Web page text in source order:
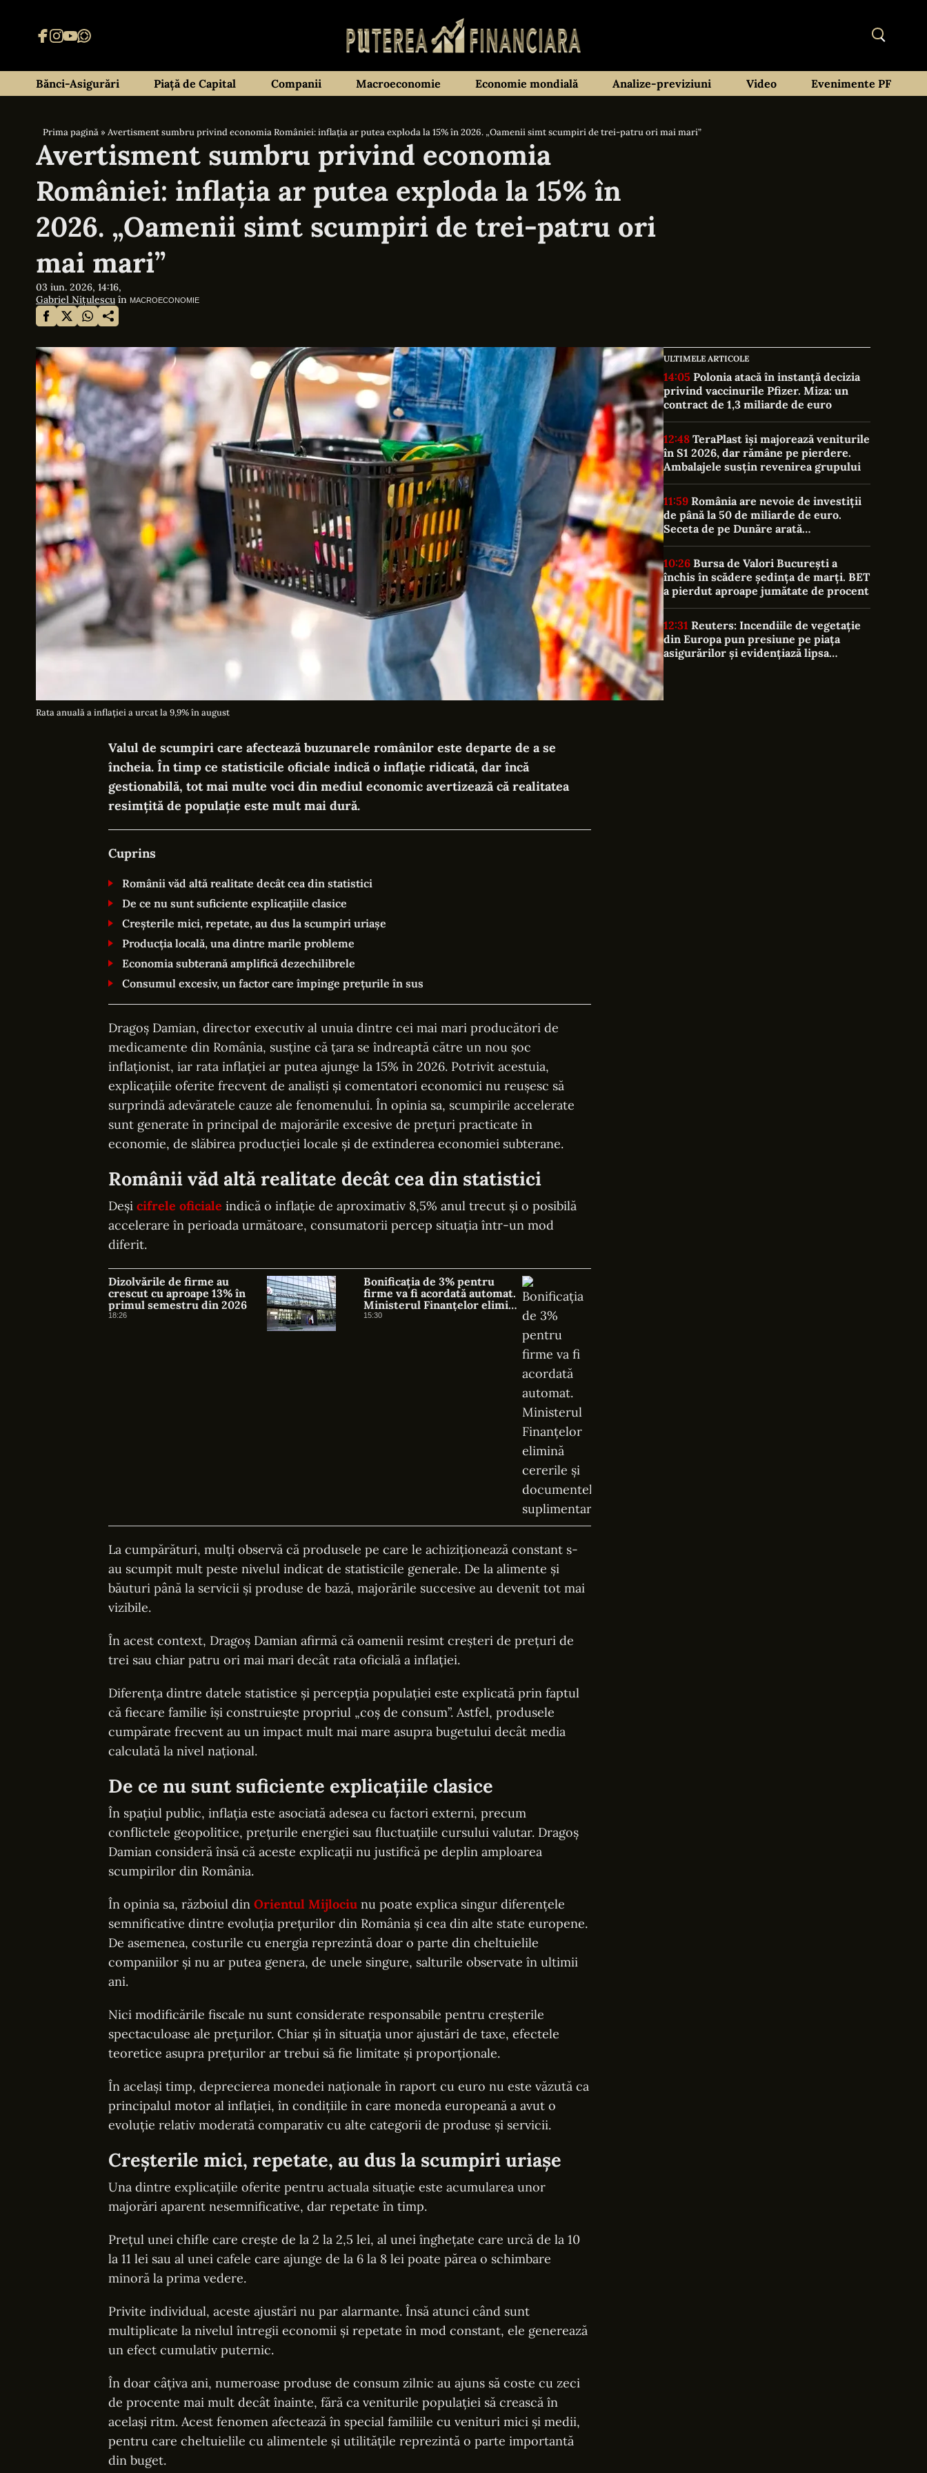
Bănci-Asigurări Piață de Capital Companii Macroeconomie Economie mondială Analize-previziuni Video Evenimente PF
Prima pagină»Avertisment sumbru privind economia României: inflația ar putea exploda la 15% în 2026. „Oamenii simt scumpiri de trei-patru ori mai mari”
Avertisment sumbru privind economia
României: inflația ar putea exploda la 15% în
2026. „Oamenii simt scumpiri de trei-patru ori
mai mari”
03 iun. 2026, 14:16,
Gabriel Nițulescu în MACROECONOMIE
Rata anuală a inflației a urcat la 9,9% în august
Valul de scumpiri care afectează buzunarele românilor este departe de a se
încheia. În timp ce statisticile oficiale indică o inflație ridicată, dar încă
gestionabilă, tot mai multe voci din mediul economic avertizează că realitatea
resimțită de populație este mult mai dură.
Cuprins
Românii văd altă realitate decât cea din statistici
De ce nu sunt suficiente explicațiile clasice
Creșterile mici, repetate, au dus la scumpiri uriașe
Producția locală, una dintre marile probleme
Economia subterană amplifică dezechilibrele
Consumul excesiv, un factor care împinge prețurile în sus
Dragoș Damian, director executiv al unuia dintre cei mai mari producători de
medicamente din România, susține că țara se îndreaptă către un nou șoc
inflaționist, iar rata inflației ar putea ajunge la 15% în 2026. Potrivit acestuia,
explicațiile oferite frecvent de analiști și comentatori economici nu reușesc să
surprindă adevăratele cauze ale fenomenului. În opinia sa, scumpirile accelerate
sunt generate în principal de majorările excesive de prețuri practicate în
economie, de slăbirea producției locale și de extinderea economiei subterane.
Românii văd altă realitate decât cea din statistici
Deși cifrele oficiale indică o inflație de aproximativ 8,5% anul trecut și o posibilă
accelerare în perioada următoare, consumatorii percep situația într-un mod
diferit.
Dizolvările de firme au
crescut cu aproape 13% în
primul semestru din 2026
18:26
Bonificația de 3% pentru
firme va fi acordată automat.
Ministerul Finanțelor elimină
cererile și documentele
15:30
La cumpărături, mulți observă că produsele pe care le achiziționează constant s-
au scumpit mult peste nivelul indicat de statisticile generale. De la alimente și
băuturi până la servicii și produse de bază, majorările succesive au devenit tot mai
vizibile.
În acest context, Dragoș Damian afirmă că oamenii resimt creșteri de prețuri de
trei sau chiar patru ori mai mari decât rata oficială a inflației.
Diferența dintre datele statistice și percepția populației este explicată prin faptul
că fiecare familie își construiește propriul „coș de consum”. Astfel, produsele
cumpărate frecvent au un impact mult mai mare asupra bugetului decât media
calculată la nivel național.
De ce nu sunt suficiente explicațiile clasice
În spațiul public, inflația este asociată adesea cu factori externi, precum
conflictele geopolitice, prețurile energiei sau fluctuațiile cursului valutar. Dragoș
Damian consideră însă că aceste explicații nu justifică pe deplin amploarea
scumpirilor din România.
În opinia sa, războiul din Orientul Mijlociu nu poate explica singur diferențele
semnificative dintre evoluția prețurilor din România și cea din alte state europene.
De asemenea, costurile cu energia reprezintă doar o parte din cheltuielile
companiilor și nu ar putea genera, de unele singure, salturile observate în ultimii
ani.
Nici modificările fiscale nu sunt considerate responsabile pentru creșterile
spectaculoase ale prețurilor. Chiar și în situația unor ajustări de taxe, efectele
teoretice asupra prețurilor ar trebui să fie limitate și proporționale.
În același timp, deprecierea monedei naționale în raport cu euro nu este văzută ca
principalul motor al inflației, în condițiile în care moneda europeană a avut o
evoluție relativ moderată comparativ cu alte categorii de produse și servicii.
Creșterile mici, repetate, au dus la scumpiri uriașe
Una dintre explicațiile oferite pentru actuala situație este acumularea unor
majorări aparent nesemnificative, dar repetate în timp.
Prețul unei chifle care crește de la 2 la 2,5 lei, al unei înghețate care urcă de la 10
la 11 lei sau al unei cafele care ajunge de la 6 la 8 lei poate părea o schimbare
minoră la prima vedere.
Privite individual, aceste ajustări nu par alarmante. Însă atunci când sunt
multiplicate la nivelul întregii economii și repetate în mod constant, ele generează
un efect cumulativ puternic.
În doar câțiva ani, numeroase produse de consum zilnic au ajuns să coste cu zeci
de procente mai mult decât înainte, fără ca veniturile populației să crească în
același ritm. Acest fenomen afectează în special familiile cu venituri mici și medii,
pentru care cheltuielile cu alimentele și utilitățile reprezintă o parte importantă
din buget.
ULTIMELE ARTICOLE
14:05
privind vaccinurile Pfizer. Miza: un
contract de 1,3 miliarde de euro
12:48
în S1 2026, dar rămâne pe pierdere.
Ambalajele susțin revenirea grupului
11:59
de până la 50 de miliarde de euro.
Seceta de pe Dunăre arată
vulnerabilitatea sistemului energetic
10:26
închis în scădere ședința de marți. BET
a pierdut aproape jumătate de procent
12:31
din Europa pun presiune pe piața
asigurărilor și evidențiază lipsa